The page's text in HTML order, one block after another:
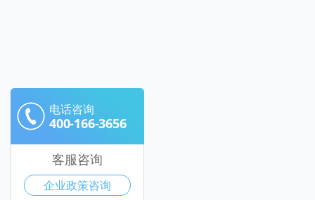
电话咨询
400-166-3656
客服咨询
企业政策咨询